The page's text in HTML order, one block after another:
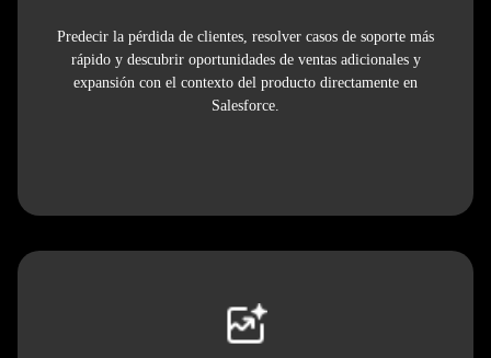
Predecir la pérdida de clientes, resolver casos de soporte más
rápido y descubrir oportunidades de ventas adicionales y
expansión con el contexto del producto directamente en
Salesforce.